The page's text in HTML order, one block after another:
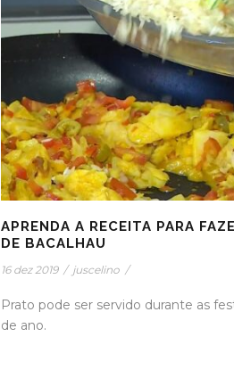
APRENDA A RECEITA PARA
DE BACALHAU
16 dez 2019 / juscelino /
Prato pode ser servido durante as
de ano.